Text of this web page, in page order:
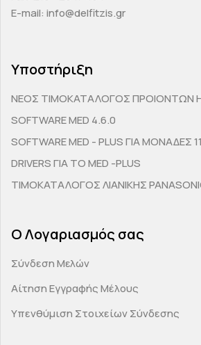
E-mail: info@delfitzis.gr
Υποστήριξη
ΝΕΟΣ ΤΙΜΟΚΑΤΑΛΟΓΟΣ ΠΡΟΙΟΝΤΩΝ
SOFTWARE MED 4.6.0
SOFTWARE MED - PLUS ΓΙΑ ΜΟΝΑΔΕΣ
DRIVERS ΓΙΑ ΤΟ MED -PLUS
ΤΙΜΟΚΑΤΑΛΟΓΟΣ ΛΙΑΝΙΚΗΣ
Ο Λογαριασμός σας
Σύνδεση Μελών
Αίτηση Εγγραφής Μέλους
Υπενθύμιση Στοιχείων Σύνδεσης